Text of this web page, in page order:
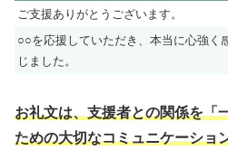
ご支援ありがとうございます。
○○を応援していただき、本当に心強く
じました。
お礼文は、支援者との関係を「
ための大切なコミュニケーショ